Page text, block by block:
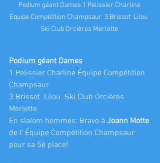
Podium géant Dames 1 Pelissier Charline
Équipe Compétition Champsaur  3 Brissot  Lilou
Ski Club Orcières Merlette
Podium géant Dames
1 Pelissier Charline Équipe Compétition
Champsaur
3 Brissot  Lilou  Ski Club Orcières
Merlette
En slalom hommes: Bravo à Joann Motte
de l' Équipe Compétition Champsaur
pour sa 5è place!